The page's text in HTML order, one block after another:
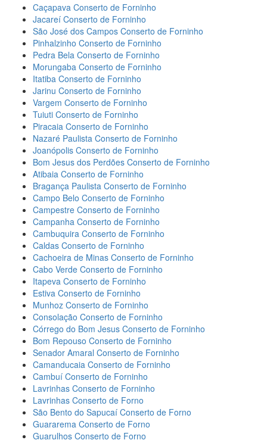
Caçapava Conserto de Forninho
Jacareí Conserto de Forninho
São José dos Campos Conserto de Forninho
Pinhalzinho Conserto de Forninho
Pedra Bela Conserto de Forninho
Morungaba Conserto de Forninho
Itatiba Conserto de Forninho
Jarinu Conserto de Forninho
Vargem Conserto de Forninho
Tuiuti Conserto de Forninho
Piracaia Conserto de Forninho
Nazaré Paulista Conserto de Forninho
Joanópolis Conserto de Forninho
Bom Jesus dos Perdões Conserto de Forninho
Atibaia Conserto de Forninho
Bragança Paulista Conserto de Forninho
Campo Belo Conserto de Forninho
Campestre Conserto de Forninho
Campanha Conserto de Forninho
Cambuquira Conserto de Forninho
Caldas Conserto de Forninho
Cachoeira de Minas Conserto de Forninho
Cabo Verde Conserto de Forninho
Itapeva Conserto de Forninho
Estiva Conserto de Forninho
Munhoz Conserto de Forninho
Consolação Conserto de Forninho
Córrego do Bom Jesus Conserto de Forninho
Bom Repouso Conserto de Forninho
Senador Amaral Conserto de Forninho
Camanducaia Conserto de Forninho
Cambuí Conserto de Forninho
Lavrinhas Conserto de Forninho
Lavrinhas Conserto de Forno
São Bento do Sapucaí Conserto de Forno
Guararema Conserto de Forno
Guarulhos Conserto de Forno